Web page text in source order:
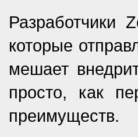
Разработчики
которые
мешает
просто, как
преимуществ.